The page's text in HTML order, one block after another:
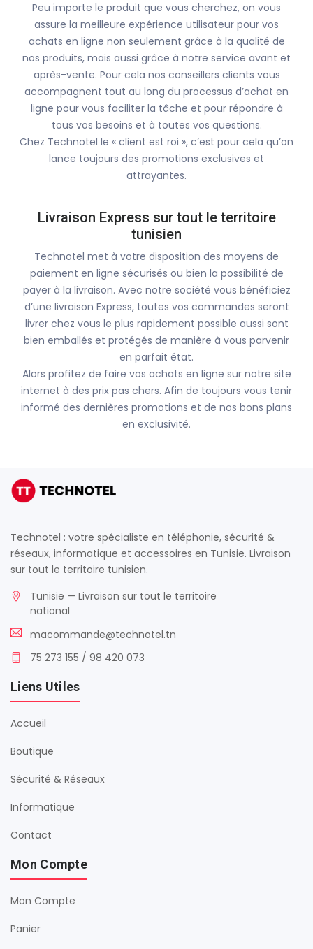
Peu importe le produit que vous cherchez, on vous
assure la meilleure expérience utilisateur pour vos
achats en ligne non seulement grâce à la qualité de
nos produits, mais aussi grâce à notre service avant et
après-vente. Pour cela nos conseillers clients vous
accompagnent tout au long du processus d’achat en
ligne pour vous faciliter la tâche et pour répondre à
tous vos besoins et à toutes vos questions.
Chez Technotel le « client est roi », c’est pour cela qu’on
lance toujours des promotions exclusives et
attrayantes.
Livraison Express sur tout le territoire
tunisien
Technotel met à votre disposition des moyens de
paiement en ligne sécurisés ou bien la possibilité de
payer à la livraison. Avec notre société vous bénéficiez
d’une livraison Express, toutes vos commandes seront
livrer chez vous le plus rapidement possible aussi sont
bien emballés et protégés de manière à vous parvenir
en parfait état.
Alors profitez de faire vos achats en ligne sur notre site
internet à des prix pas chers. Afin de toujours vous tenir
informé des dernières promotions et de nos bons plans
en exclusivité.
Technotel : votre spécialiste en téléphonie, sécurité &
réseaux, informatique et accessoires en Tunisie. Livraison
sur tout le territoire tunisien.
Tunisie — Livraison sur tout le territoire
national
macommande@technotel.tn
75 273 155 / 98 420 073
Liens Utiles
Accueil
Boutique
Sécurité & Réseaux
Informatique
Contact
Mon Compte
Mon Compte
Panier